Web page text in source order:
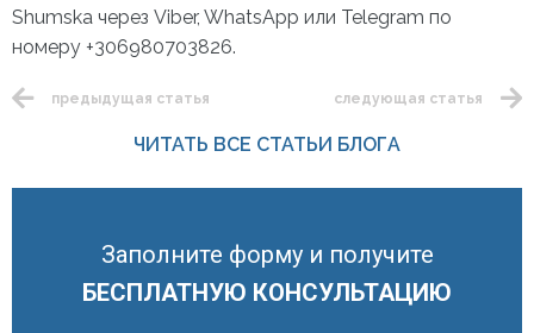
Shumska через Viber, WhatsApp или Telegram по
номеру +306980703826.
предыдущая статья следующая статья
ЧИТАТЬ ВСЕ СТАТЬИ БЛОГА
Заполните форму и получите
БЕСПЛАТНУЮ КОНСУЛЬТАЦИЮ